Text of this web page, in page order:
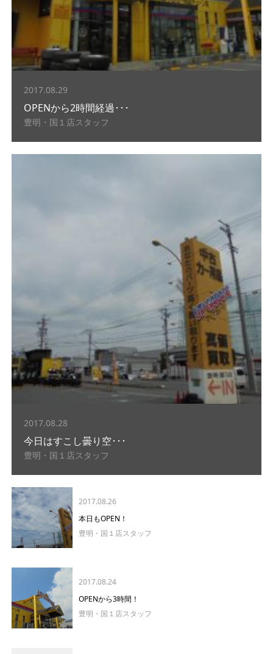
2017.08.29
OPENから2時間経過･･･
豊明・国１店スタッフ
2017.08.28
今日はすこし曇り空･･･
豊明・国１店スタッフ
2017.08.26
本日もOPEN！
豊明・国１店スタッフ
2017.08.24
OPENから3時間！
豊明・国１店スタッフ